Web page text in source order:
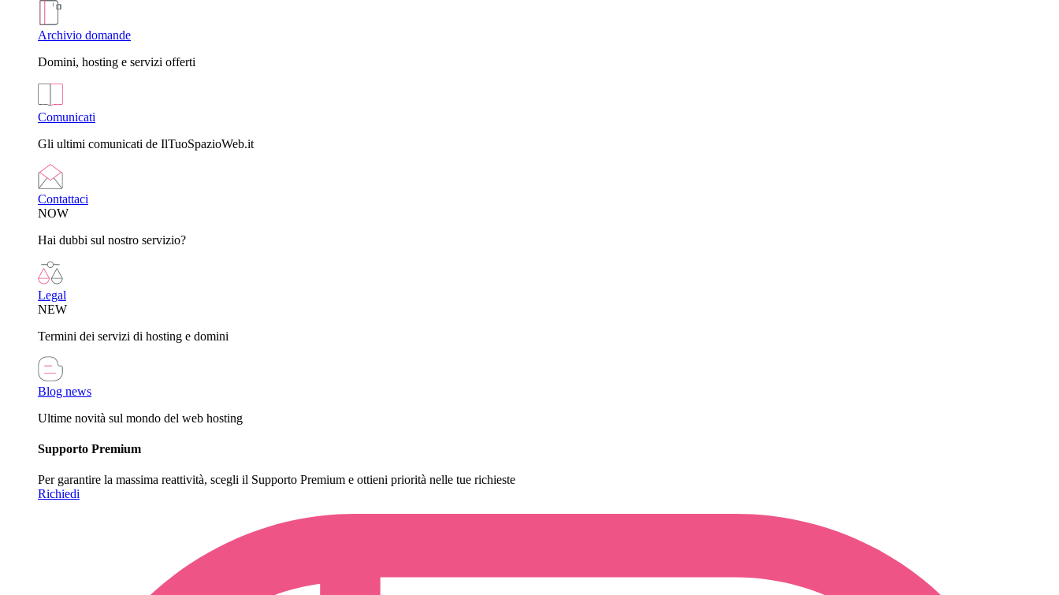
Archivio domande
Domini, hosting e servizi offerti
Comunicati
Gli ultimi comunicati de IlTuoSpazioWeb.it
Contattaci
NOW
Hai dubbi sul nostro servizio?
Legal
NEW
Termini dei servizi di hosting e domini
Blog news
Ultime novità sul mondo del web hosting
Supporto Premium
Per garantire la massima reattività, scegli il Supporto Premium e ottieni priorità nelle tue richieste
Richiedi